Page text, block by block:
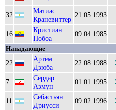
32
Матиас
Краневиттер
21.05.1993
16
Кристиан
Нобоа
09.04.1985
Нападающие
22
Артём
Дзюба
22.08.1988
7
Сердар
Азмун
01.01.1995
11
Себастьян
Дриусси
09.02.1996